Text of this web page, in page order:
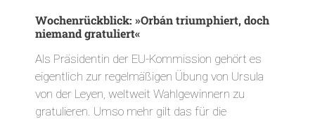
Wochenrückblick: »Orbán triumphiert, doch
niemand gratuliert«
Als Präsidentin der EU-Kommission gehört es
eigentlich zur regelmäßigen Übung von Ursula
von der Leyen, weltweit Wahlgewinnern zu
gratulieren. Umso mehr gilt das für die